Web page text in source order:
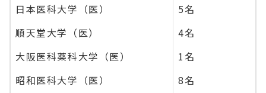
日本医科大学（医）
5名
順天堂大学（医）
4名
大阪医科薬科大学（医）
1名
昭和医科大学（医）
8名